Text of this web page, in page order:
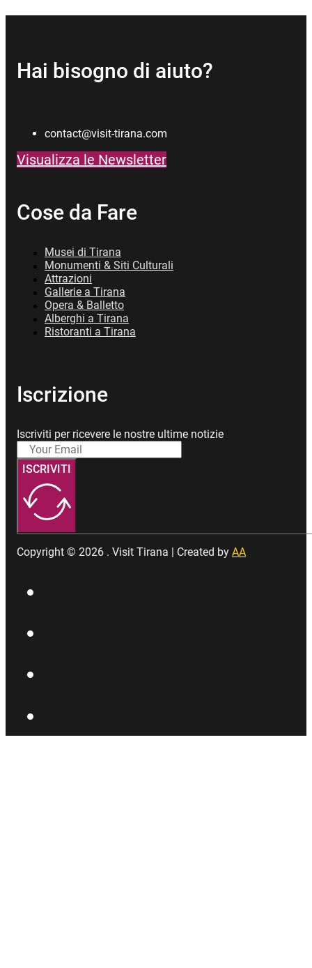
Hai bisogno di aiuto?
contact@visit-tirana.com
Visualizza le Newsletter
Cose da Fare
Musei di Tirana
Monumenti & Siti Culturali
Attrazioni
Gallerie a Tirana
Opera & Balletto
Alberghi a Tirana
Ristoranti a Tirana
Iscrizione
Iscriviti per ricevere le nostre ultime notizie
ISCRIVITI
Copyright © 2026 . Visit Tirana | Created by AA